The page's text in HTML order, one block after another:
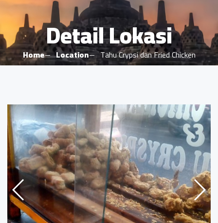
Detail Lokasi
Home Location Tahu Crypsi dan Fried Chicken